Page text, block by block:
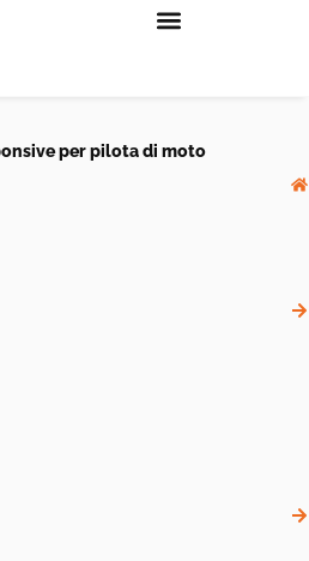
per pilota di moto